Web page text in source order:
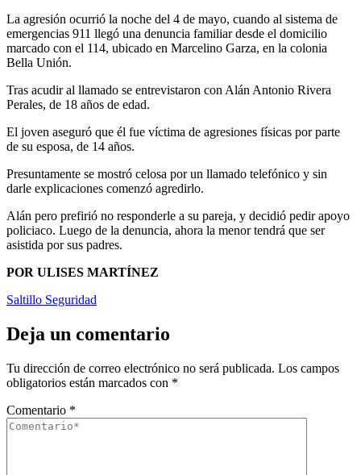
La agresión ocurrió la noche del 4 de mayo, cuando al sistema de
emergencias 911 llegó una denuncia familiar desde el domicilio
marcado con el 114, ubicado en Marcelino Garza, en la colonia
Bella Unión.
Tras acudir al llamado se entrevistaron con Alán Antonio Rivera
Perales, de 18 años de edad.
El joven aseguró que él fue víctima de agresiones físicas por parte
de su esposa, de 14 años.
Presuntamente se mostró celosa por un llamado telefónico y sin
darle explicaciones comenzó agredirlo.
Alán pero prefirió no responderle a su pareja, y decidió pedir apoyo
policiaco. Luego de la denuncia, ahora la menor tendrá que ser
asistida por sus padres.
POR ULISES MARTÍNEZ
Saltillo Seguridad
Deja un comentario
Tu dirección de correo electrónico no será publicada. Los campos
obligatorios están marcados con *
Comentario *